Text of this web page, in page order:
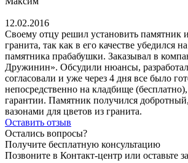
12.02.2016
Своему отцу решил установить памятник
гранита, так как в его качестве убедился
памятника прабабушки. Заказывал в
Дружинин». Обсудили нюансы,
согласовали и уже через 4 дня все было
непосредственно на кладбище
гарантии. Памятник получился
вазонами для цветов из гранита.
Оставить отзыв
Остались вопросы?
Получите бесплатную консультацию
Позвоните в Контакт-центр или оставьте